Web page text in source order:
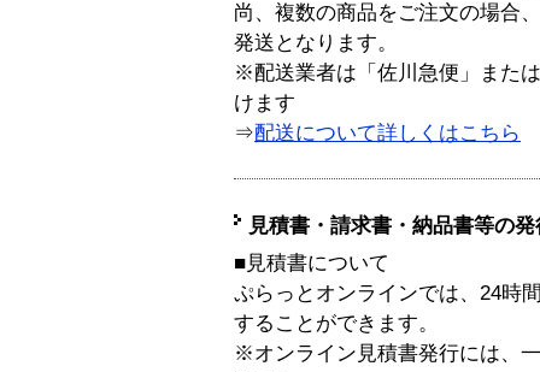
尚、複数の商品をご注文の場合
発送となります。
※配送業者は「佐川急便」また
けます
⇒配送について詳しくはこちら
見積書・請求書・納品書等の
■見積書について
ぷらっとオンラインでは、24時
することができます。
※オンライン見積書発行には、